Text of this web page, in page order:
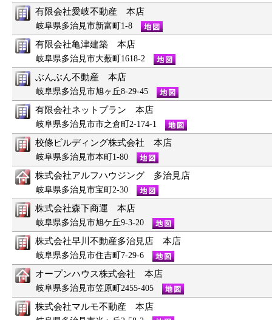
有限会社愛岐不動産 本店
岐阜県多治見市新富町1-8
有限会社亀津建築 本店
岐阜県多治見市大薮町1618-2
ぶんぶん不動産 本店
岐阜県多治見市旭ヶ丘8-29-45
有限会社ネットプラン 本店
岐阜県多治見市市之倉町2-174-1
校條ビルディング株式会社 本店
岐阜県多治見市本町1-80
株式会社アルフハウジング 多治見店
岐阜県多治見市宝町2-30
株式会社森下商運 本店
岐阜県多治見市旭ケ丘9-3-20
株式会社早川不動産多治見店 本店
岐阜県多治見市住吉町7-29-6
オープンハウス株式会社 本店
岐阜県多治見市笠原町2455-405
株式会社マルモ不動産 本店